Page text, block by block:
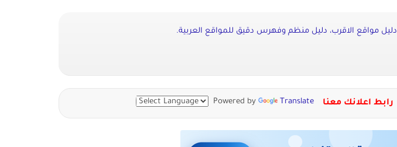
دليل مواقع الاقرب، دليل منظم وفهرس دقيق للمواقع العربية.
رابط اعلانك معنا Powered by Translate